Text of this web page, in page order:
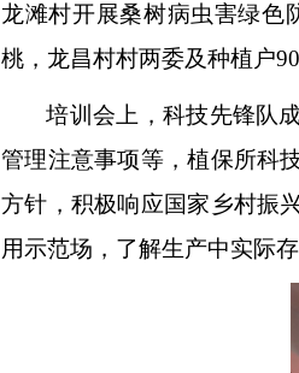
龙滩村开展桑树病虫害绿色
桃，龙昌村村两委及种植户
培训会上，科技先锋队
管理注意事项等，植保所科
方针，积极响应国家乡村振
用示范场，了解生产中实际